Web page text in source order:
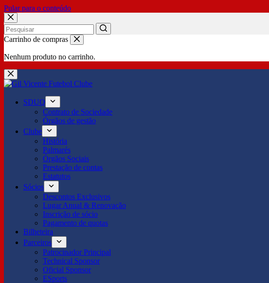
Pular para o conteúdo
No
Carrinho de compras
Nenhum produto no carrinho.
SDUQ
Contrato de Sociedade
Órgãos de gestão
Clube
História
Palmarés
Órgãos Sociais
Prestação de contas
Estatutos
Sócios
Descontos Exclusivos
Lugar Anual & Renovação
Inscrição de sócio
Pagamento de quotas
Bilheteira
Parceiros
Patrocinador Principal
Technical Sponsor
Oficial Sponsor
ESports